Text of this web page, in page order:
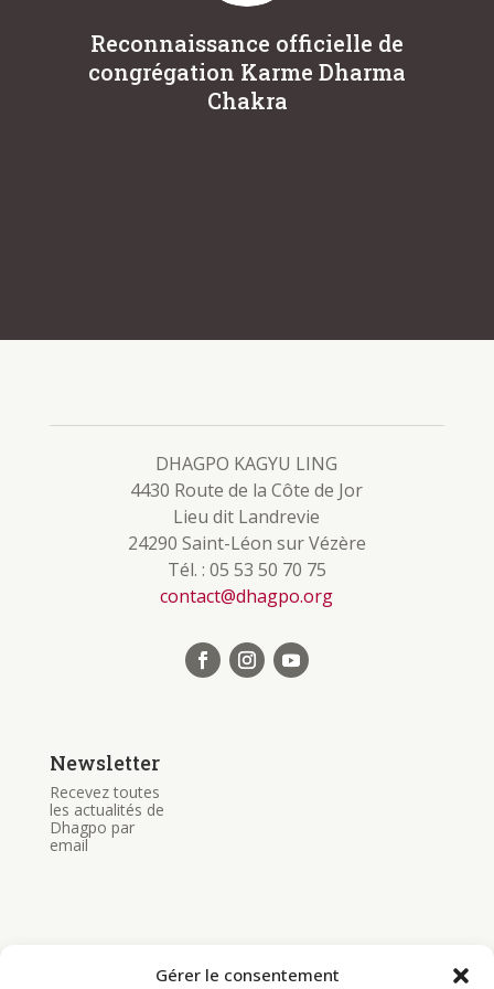
Gérer le consentement
Reconnaissance officielle de
congrégation Karme Dharma
Chakra
DHAGPO KAGYU LING
4430 Route de la Côte de Jor
Lieu dit Landrevie
24290 Saint-Léon sur Vézère
Tél. : 05 53 50 70 75
contact@dhagpo.org
Newsletter
Recevez toutes
les actualités de
Dhagpo par
email